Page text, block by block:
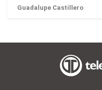
Guadalupe Castillero